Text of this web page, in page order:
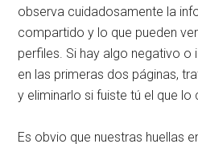
observa cuidadosamente la
compartido y lo que pueden
perfiles. Si hay algo negativo o
en las primeras dos páginas,
y eliminarlo si fuiste tú el que lo
Es obvio que nuestras huellas